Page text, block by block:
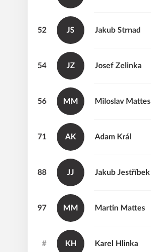
52 JS Jakub Strnad
54 JZ Josef Zelinka
56 MM Miloslav Mattes
71 AK Adam Král
88 JJ Jakub Jestříbek
97 MM Martin Mattes
# KH Karel Hlinka